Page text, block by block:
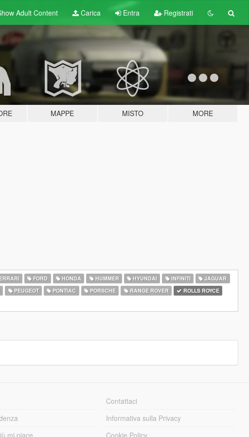
AdultContent Carica Entra Registrati
MAPPE MISTO MORE
FORD HONDA HUMMER HYUNDAI INFINITI
JAGUAR
PEUGEOT PONTIAC PORSCHE RANGE ROVER
ROLLS ROYCE
mi piace
Contattaci
Informativa sulla Privacy
Cookie Policy